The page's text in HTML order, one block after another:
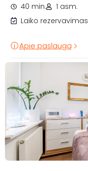
40 min.
1 asm.
Laiko rezervavimas
Apie paslaugą